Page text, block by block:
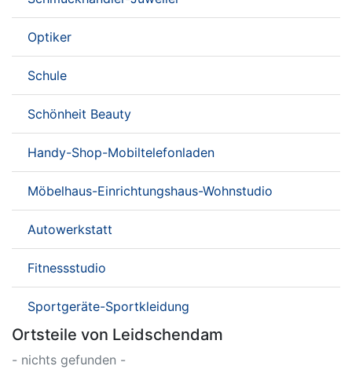
Ortsteile von Leidschendam
- nichts gefunden -
Optiker
Schule
Schönheit Beauty
Handy-Shop-Mobiltelefonladen
Möbelhaus-Einrichtungshaus-Wohnstudio
Autowerkstatt
Fitnessstudio
Sportgeräte-Sportkleidung